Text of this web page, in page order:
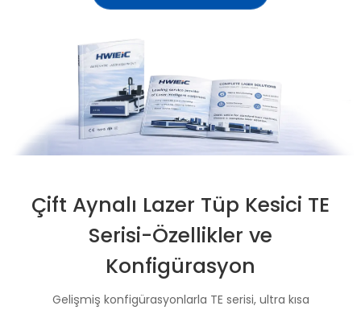
Çift Aynalı Lazer Tüp Kesici TE
Serisi-Özellikler ve
Konfigürasyon
Gelişmiş konfigürasyonlarla TE serisi, ultra kısa